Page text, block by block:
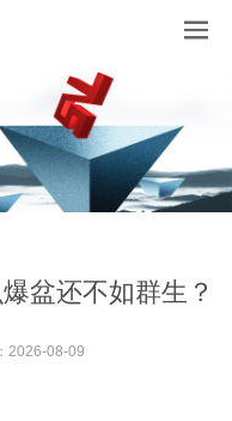
盆还不如群生？
2026-08-09